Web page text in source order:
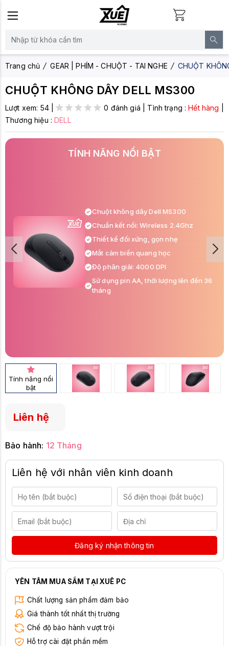
Trang chủ GEAR | PHÍM - CHUỘT - TAI NGHE CHUỘT
CHUỘT KHÔNG DÂY DELL MS300
Lượt xem: 54| 0 đánh giá Tình trạng :Hết hàng
Thương hiệu :DELL
TÍNH NĂNG NỔI BẬT
Chuột không dây Dell MS300
Chuẩn kết nối: Wireless 2.4Ghz
Thiết kế đối xứng, gọn nhẹ
Mắt cảm biến quang học
Độ phân giải: 4000 DPI
Sử dụng pin AA, thời lượng lên đến 36
tháng
Tính năng nổi
bật
Liên hệ
Bảo hành: 12 Tháng
Liên hệ với nhân viên kinh doanh
Đăng ký nhận thông tin
YÊN TÂM MUA SẮM TẠI XUÊ PC
Chất lượng sản phẩm đảm bảo
Giá thành tốt nhất thị trường
Chế độ bảo hành vượt trội
Hỗ trợ cài đặt phần mềm